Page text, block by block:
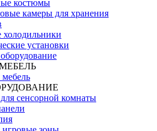
костюмы
камеры для хранения
установки
сенсорной комнаты